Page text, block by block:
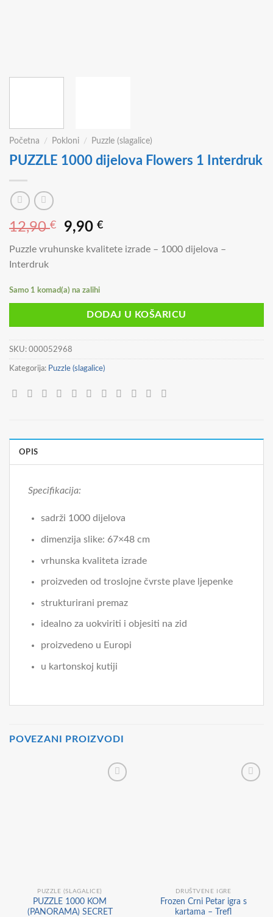
Početna / Pokloni / Puzzle (slagalice)
PUZZLE 1000 dijelova Flowers 1 Interdruk
12,90€
Izvorna
bila
12,90 €.
9,90€Trenutna
je:
Puzzle vruhunske kvalitete izrade – 1000 dijelova –
Interdruk
Samo 1 komad(a) na zalihi
DODAJ U KOŠARICU
SKU: 000052968
Kategorija: Puzzle (slagalice)
OPIS
Specifikacija:
sadrži 1000 dijelova
dimenzija slike: 67×48 cm
vrhunska kvaliteta izrade
proizveden od troslojne čvrste plave ljepenke
strukturirani premaz
idealno za uokviriti i objesiti na zid
proizvedeno u Europi
u kartonskoj kutiji
POVEZANI PROIZVODI
PUZZLE (SLAGALICE)
PUZZLE 1000 KOM
(PANORAMA) SECRET
DRUŠTVENE IGRE
Frozen Crni Petar igra s
kartama – Trefl